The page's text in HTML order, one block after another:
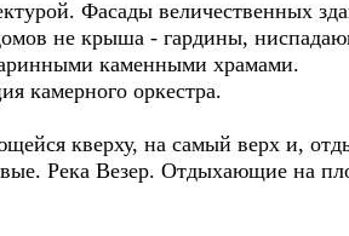
Фасады величественных
не крыша - гардины,
каменными храмами.
камерного оркестра.
кверху, на самый верх и,
Река Везер. Отдыхающие на